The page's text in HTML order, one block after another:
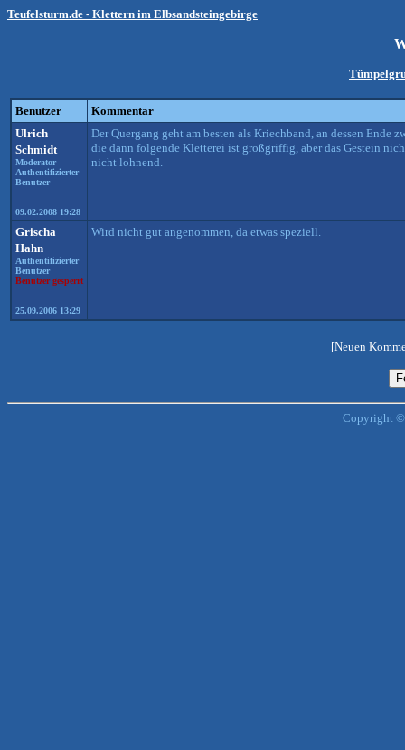
Teufelsturm.de - Klettern im Elbsandsteingebirge
Benutzer
Kommentar
Ulrich
Schmidt
Moderator
Authentifizierter
Benutzer
09.02.2008 19:28
Der Quergang geht am besten als Kriechband, an dessen Ende
die dann folgende Kletterei ist großgriffig, aber das Gestein
nicht lohnend.
Grischa
Hahn
Authentifizierter
Benutzer
Benutzer gesperrt
25.09.2006 13:29
Wird nicht gut angenommen, da etwas speziell.
[Neuen
Copyright ©